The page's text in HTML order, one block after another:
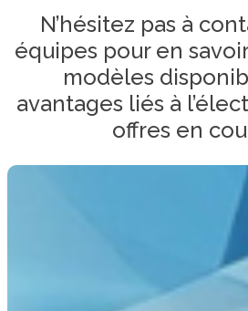
N’hésitez pas à
équipes pour en
modèles
avantages liés à
offres en